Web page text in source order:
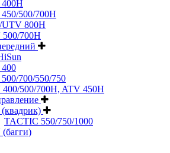
500/700H
800H
700H
700/550/750
500/700H, ATV 450H
TACTIC 550/750/1000